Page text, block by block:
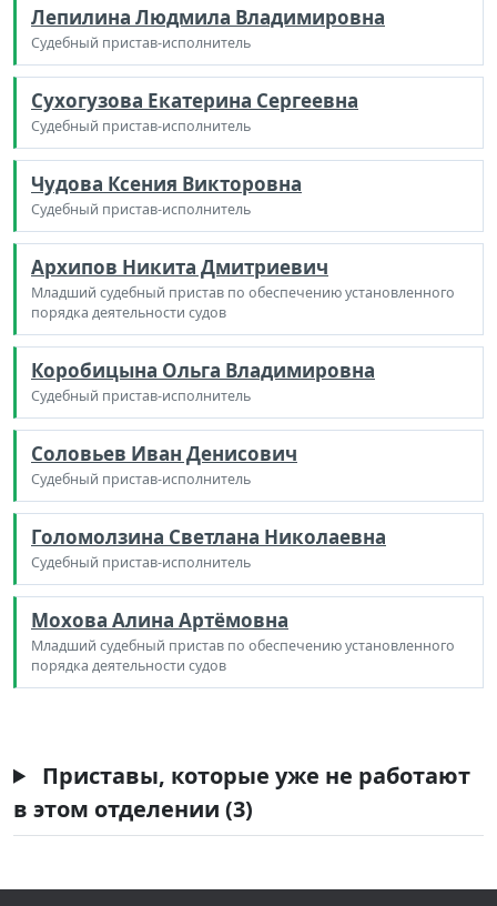
Лепилина Людмила Владимировна
Судебный пристав-исполнитель
Сухогузова Екатерина Сергеевна
Судебный пристав-исполнитель
Чудова Ксения Викторовна
Судебный пристав-исполнитель
Архипов Никита Дмитриевич
Младший судебный пристав по обеспечению установленного
порядка деятельности судов
Коробицына Ольга Владимировна
Судебный пристав-исполнитель
Соловьев Иван Денисович
Судебный пристав-исполнитель
Голомолзина Светлана Николаевна
Судебный пристав-исполнитель
Мохова Алина Артёмовна
Младший судебный пристав по обеспечению установленного
порядка деятельности судов
Приставы, которые уже не работают
в этом отделении (3)